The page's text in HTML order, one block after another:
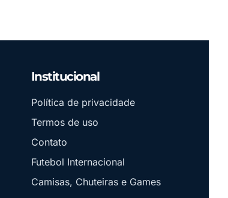
Institucional
Política de privacidade
Termos de uso
Contato
Futebol Internacional
Camisas, Chuteiras e Games